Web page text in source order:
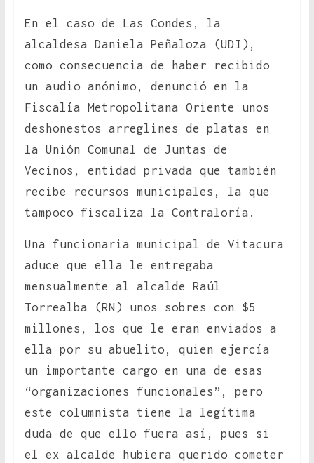
En el caso de Las Condes, la
alcaldesa Daniela Peñaloza (UDI),
como consecuencia de haber recibido
un audio anónimo, denunció en la
Fiscalía Metropolitana Oriente unos
deshonestos arreglines de platas en
la Unión Comunal de Juntas de
Vecinos, entidad privada que también
recibe recursos municipales, la que
tampoco fiscaliza la Contraloría.
Una funcionaria municipal de Vitacura
aduce que ella le entregaba
mensualmente al alcalde Raúl
Torrealba (RN) unos sobres con $5
millones, los que le eran enviados a
ella por su abuelito, quien ejercía
un importante cargo en una de esas
“organizaciones funcionales”, pero
este columnista tiene la legítima
duda de que ello fuera así, pues si
el ex alcalde hubiera querido cometer